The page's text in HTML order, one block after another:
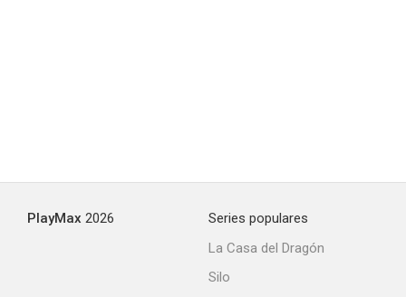
PlayMax 2026
Series populares
La Casa del Dragón
Silo